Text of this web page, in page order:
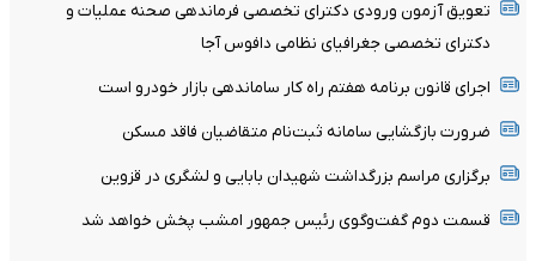
تعویق آزمون ورودی دکترای تخصصی فرماندهی صحنه عملیات و
دکترای تخصصی جغرافیای نظامی دافوس آجا
اجرای قانون برنامه هفتم راه کار ساماندهی بازار خودرو است
ضرورت بازگشایی سامانه ثبت‌نام متقاضیان فاقد مسکن
برگزاری مراسم بزرگداشت شهیدان بابایی و لشگری در قزوین
قسمت دوم گفت‌وگوی رئیس جمهور امشب پخش خواهد شد